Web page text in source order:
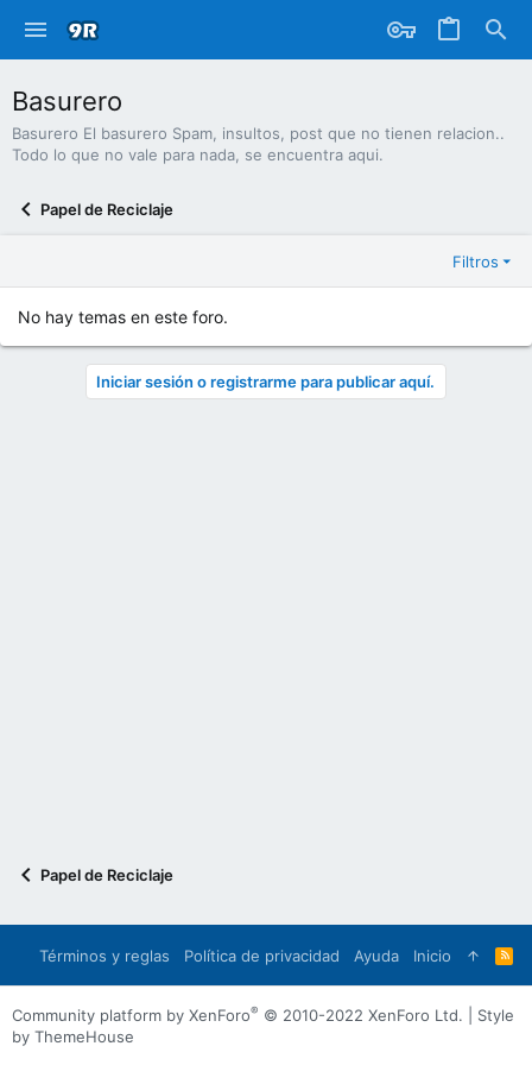
Basurero
Basurero El basurero Spam, insultos, post que no tienen relacion..
Todo lo que no vale para nada, se encuentra aqui.
Papel de Reciclaje
Filtros
No hay temas en este foro.
Iniciar sesión o registrarme para publicar aquí.
Papel de Reciclaje
Términos y reglas Política de privacidad Ayuda Inicio
R
S
S
Community platform by XenForo® © 2010-2022 XenForo Ltd.
Style
by ThemeHouse